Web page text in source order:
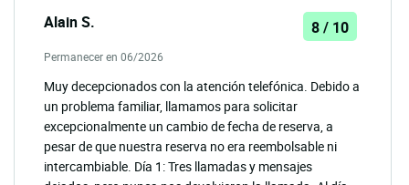
Alain S. 8 / 10
Permanecer en 06/2026
Muy decepcionados con la atención telefónica. Debido a
un problema familiar, llamamos para solicitar
excepcionalmente un cambio de fecha de reserva, a
pesar de que nuestra reserva no era reembolsable ni
intercambiable. Día 1: Tres llamadas y mensajes